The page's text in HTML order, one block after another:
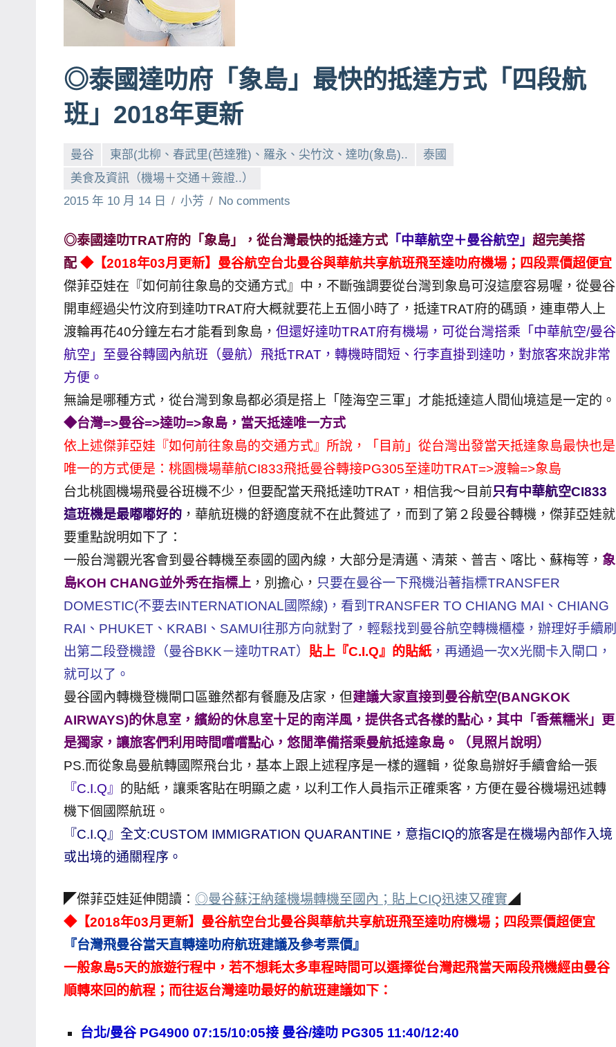
探
節
班
底、
節
主
持、
吳
哥
窟
泰
國
旅
遊
書
作
者、
發
表
會
及
活
持、
學
校
企
業
部
落
客
及
遊
誌
專
欄、
觀
◎泰國達叻府「象島」最快的抵達方式「四段航
班」2018年更新
曼谷 東部(北柳、春武里(芭達雅)、羅永、尖竹汶、達叻(象島)..
泰國
美食及資訊（機場＋交通＋簽證..）
2015 年 10 月 14 日
小芳 No comments
◎泰國達叻TRAT府的「象島」，從台灣最快的抵達方式 「中華航空＋曼谷航空」 超完美搭
配 ◆【2018年03月更新】曼谷航空台北曼谷與華航共享航班飛至達叻府機場；四段票價超便宜
傑菲亞娃在『如何前往象島的交通方式』中，不斷強調要從台灣到象島可沒這麼容易喔，從曼谷
開車經過尖竹汶府到達叻TRAT府大概就要花上五個小時了，抵達TRAT府的碼頭，連車帶人上
渡輪再花40分鐘左右才能看到象島， 但還好達叻TRAT府有機場，可從台灣搭乘「中華航空/曼谷
航空」至曼谷轉國內航班（曼航）飛抵TRAT，轉機時間短、行李直掛到達叻，對旅客來說非常
方便。
無論是哪種方式，從台灣到象島都必須是搭上「陸海空三軍」才能抵達這人間仙境這是一定的。
◆台灣=>曼谷=>達叻=>象島，當天抵達唯一方式
依上述傑菲亞娃『如何前往象島的交通方式』所說，「目前」從台灣出發當天抵達象島最快也是
唯一的方式便是：桃園機場華航CI833飛抵曼谷轉接PG305至達叻TRAT=>渡輪=>象島
台北桃園機場飛曼谷班機不少，但要配當天飛抵達叻TRAT，相信我～目前只有中華航空CI833
這班機是最嘟嘟好的 ，華航班機的舒適度就不在此贅述了，而到了第２段曼谷轉機，傑菲亞娃就
要重點說明如下了：
一般台灣觀光客會到曼谷轉機至泰國的國內線，大部分是清邁、清萊、普吉、喀比、蘇梅等， 象
島KOH CHANG並外秀在指標上 ，別擔心， 只要在曼谷一下飛機沿著指標TRANSFER
DOMESTIC(不要去INTERNATIONAL國際線)，看到TRANSFER TO CHIANG MAI、CHIANG
RAI、PHUKET、KRABI、SAMUI往那方向就對了，輕鬆找到曼谷航空轉機櫃檯，辦理好手續刷
出第二段登機證（曼谷BKK－達叻TRAT） 貼上『C.I.Q』的貼紙，再通過一次X光關卡入閘口，
就可以了。
曼谷國內轉機登機閘口區雖然都有餐廳及店家，但建議大家直接到曼谷航空(BANGKOK
AIRWAYS)的休息室，繽紛的休息室十足的南洋風，提供各式各樣的點心，其中「香蕉糯米」更
是獨家，讓旅客們利用時間嚐嚐點心，悠閒準備搭乘曼航抵達象島。（見照片說明）
PS.而從象島曼航轉國際飛台北，基本上跟上述程序是一樣的邏輯，從象島辦好手續會給一張
『C.I.Q』 的貼紙，讓乘客貼在明顯之處，以利工作人員指示正確乘客，方便在曼谷機場迅述轉
機下個國際航班。
『C.I.Q』全文:CUSTOM IMMIGRATION QUARANTINE，意指CIQ的旅客是在機場內部作入境
或出境的通關程序。
◤傑菲亞娃延伸閱讀： ◎曼谷蘇汪納蓬機場轉機至國內；貼上CIQ迅速又確實◢
◆【2018年03月更新】曼谷航空台北曼谷與華航共享航班飛至達叻府機場；四段票價超便宜
『台灣飛曼谷當天直轉達叻府航班建議及參考票價』
一般象島5天的旅遊行程中，若不想耗太多車程時間可以選擇從台灣起飛當天兩段飛機經由曼谷
順轉來回的航程；而往返台灣達叻最好的航班建議如下：
台北/曼谷 PG4900 07:15/10:05接 曼谷/達叻 PG305 11:40/12:40